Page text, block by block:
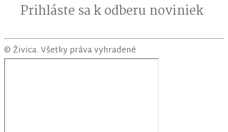
Prihláste sa k odberu noviniek
© Živica. Všetky práva vyhradené